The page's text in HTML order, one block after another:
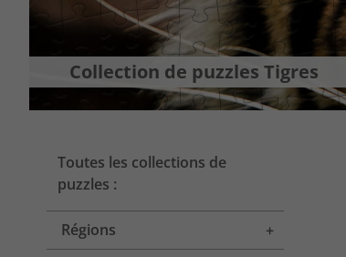
Collection de puzzles Tigres
Toutes les collections de
puzzles :
Régions
Toggle menu